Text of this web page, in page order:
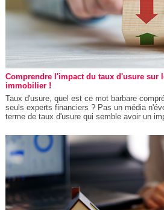
Comprendre l'impact du taux d'usure sur
immobilier !
Taux d'usure, quel est ce mot barbare
seuls experts financiers ? Pas un média
terme de taux d'usure qui semble avoir un